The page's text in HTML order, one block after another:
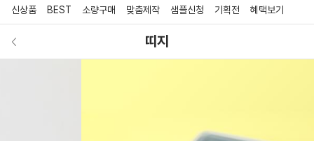
신상품 BEST 소량구매 맞춤제작 샘플신청 기획전 혜택보기
띠지